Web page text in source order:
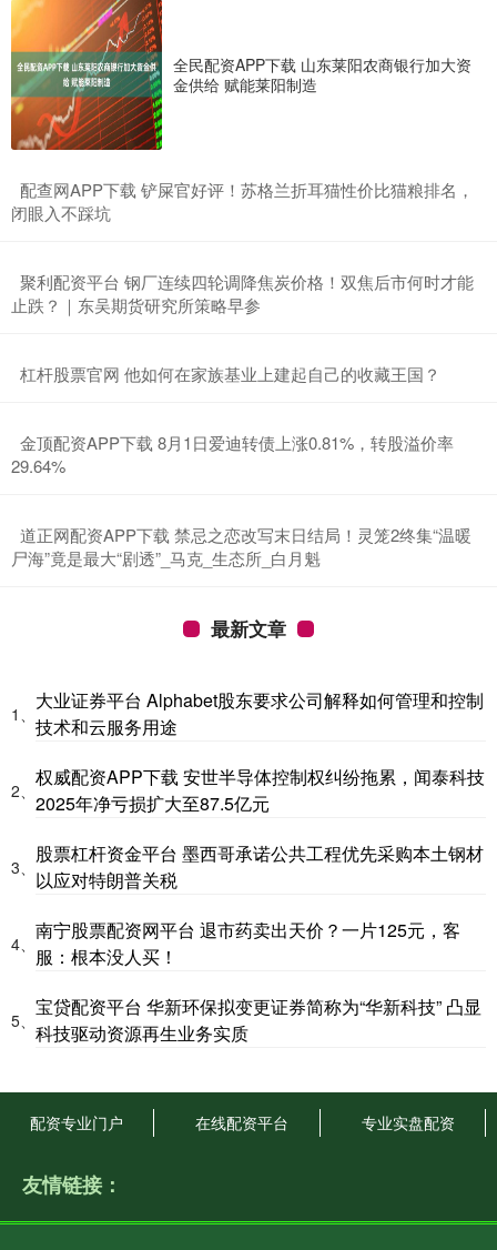
全民配资APP下载 山东莱阳农商银行加大资
金供给 赋能莱阳制造
​配查网APP下载 铲屎官好评！苏格兰折耳猫性价比猫粮排名，
闭眼入不踩坑
​聚利配资平台 钢厂连续四轮调降焦炭价格！双焦后市何时才能
止跌？｜东吴期货研究所策略早参
​杠杆股票官网 他如何在家族基业上建起自己的收藏王国？
​金顶配资APP下载 8月1日爱迪转债上涨0.81%，转股溢价率
29.64%
​道正网配资APP下载 禁忌之恋改写末日结局！灵笼2终集“温暖
尸海”竟是最大“剧透”_马克_生态所_白月魁
最新文章
1、
大业证券平台 Alphabet股东要求公司解释如何管理和控制
技术和云服务用途
2、
权威配资APP下载 安世半导体控制权纠纷拖累，闻泰科技
2025年净亏损扩大至87.5亿元
3、
股票杠杆资金平台 墨西哥承诺公共工程优先采购本土钢材
以应对特朗普关税
4、
南宁股票配资网平台 退市药卖出天价？一片125元，客
服：根本没人买！
5、
宝贷配资平台 华新环保拟变更证券简称为“华新科技” 凸显
科技驱动资源再生业务实质
配资专业门户 在线配资平台 专业实盘配资
友情链接：